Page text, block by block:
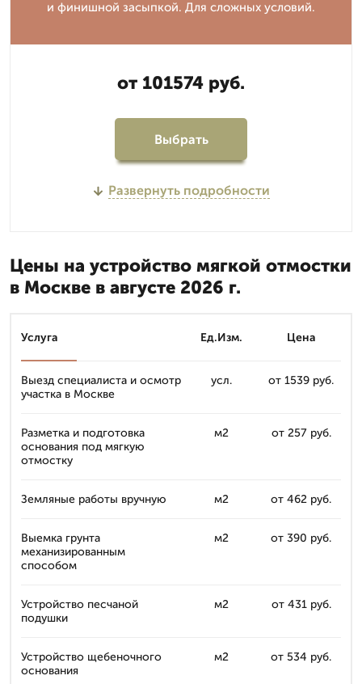
и финишной засыпкой. Для сложных условий.
от 101574 руб.
Выбрать
Развернуть подробности
Цены на устройство мягкой отмостки
в Москве в августе 2026 г.
Услуга Ед.Изм. Цена
Выезд специалиста и осмотр
участка в Москве
усл. от 1539 руб.
Разметка и подготовка
основания под мягкую
отмостку
м2 от 257 руб.
Земляные работы вручную м2 от 462 руб.
Выемка грунта
механизированным
способом
м2 от 390 руб.
Устройство песчаной
подушки
м2 от 431 руб.
Устройство щебеночного
основания
м2 от 534 руб.